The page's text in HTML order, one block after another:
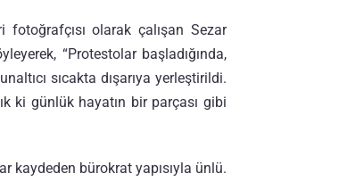
olarak çalışan Sezar
“Protestolar başladığında,
sıcakta dışarıya yerleştirildi.
ki günlük hayatın bir parçası gibi
kaydeden bürokrat yapısıyla ünlü.